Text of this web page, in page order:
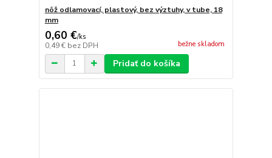
nôž odlamovací, plastový, bez výztuhy, v tube, 18
mm
0,60 €/ks
0,49 € bez DPH bežne skladom
Pridať do košíka